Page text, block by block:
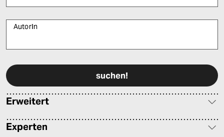
AutorIn
Erweitert
Experten